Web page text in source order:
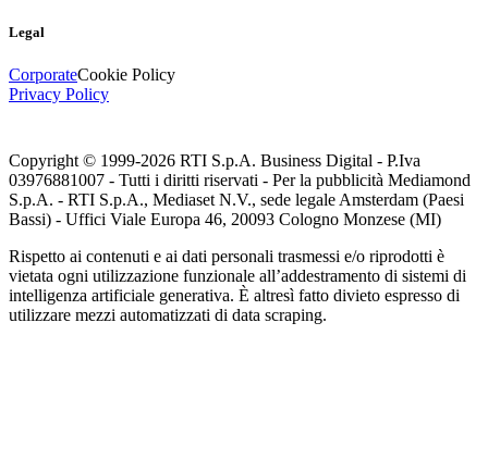
Legal
CorporateCookie Policy
Privacy Policy
Copyright © 1999-2026 RTI S.p.A. Business Digital - P.Iva
03976881007 - Tutti i diritti riservati - Per la pubblicità Mediamond
S.p.A. - RTI S.p.A., Mediaset N.V., sede legale Amsterdam (Paesi
Bassi) - Uffici Viale Europa 46, 20093 Cologno Monzese (MI)
Rispetto ai contenuti e ai dati personali trasmessi e/o riprodotti è
vietata ogni utilizzazione funzionale all’addestramento di sistemi di
intelligenza artificiale generativa. È altresì fatto divieto espresso di
utilizzare mezzi automatizzati di data scraping.